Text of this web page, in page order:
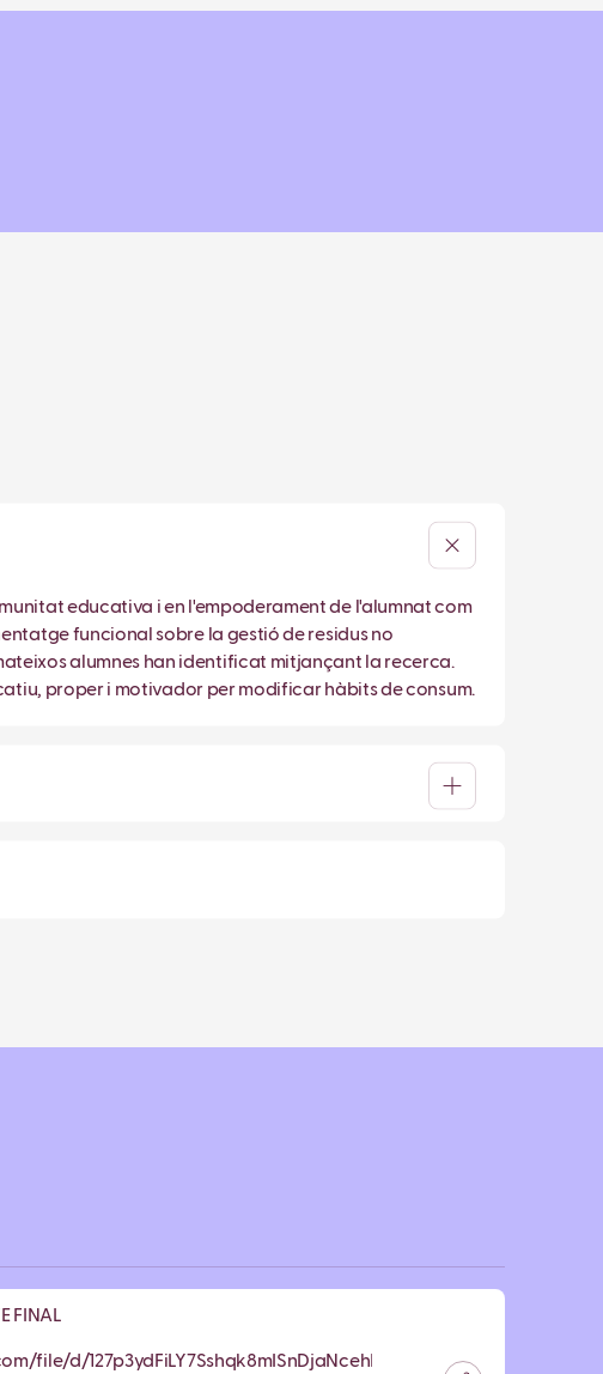
educativa i en l'empoderament de l'alumnat com
funcional sobre la gestió de residus no
alumnes han identificat mitjançant la recerca.
proper i motivador per modificar hàbits de consum.
FINAL
file/d/127p3ydFiLY7Sshqk8mISnDjaNcehBOyC/view?